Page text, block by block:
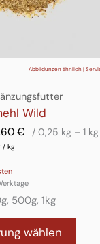
Abbildungen ähnlich |
Wild
€ / 0,25 kg – 1 kg
/kg
500g, 1kg
wählen